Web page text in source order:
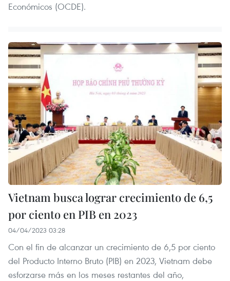
Económicos (OCDE).
Vietnam busca lograr crecimiento de 6,5
por ciento en PIB en 2023
04/04/2023 03:28
Con el fin de alcanzar un crecimiento de 6,5 por ciento
del Producto Interno Bruto (PIB) en 2023, Vietnam debe
esforzarse más en los meses restantes del año,